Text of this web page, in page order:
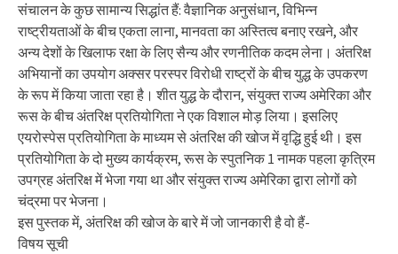
संचालन के कुछ सामान्य सिद्धांत हैं: वैज्ञानिक अनुसंधान, विभिन्न
राष्ट्रीयताओं के बीच एकता लाना, मानवता का अस्तित्व बनाए रखने, और
अन्य देशों के खिलाफ रक्षा के लिए सैन्य और रणनीतिक कदम लेना। अंतरिक्ष
अभियानों का उपयोग अक्सर परस्पर विरोधी राष्ट्रों के बीच युद्ध के उपकरण
के रूप में किया जाता रहा है। शीत युद्ध के दौरान, संयुक्त राज्य अमेरिका और
रूस के बीच अंतरिक्ष प्रतियोगिता ने एक विशाल मोड़ लिया। इसलिए
एयरोस्पेस प्रतियोगिता के माध्यम से अंतरिक्ष की खोज में वृद्धि हुई थी। इस
प्रतियोगिता के दो मुख्य कार्यक्रम, रूस के स्पुतनिक 1 नामक पहला कृत्रिम
उपग्रह अंतरिक्ष में भेजा गया था और संयुक्त राज्य अमेरिका द्वारा लोगों को
चंद्रमा पर भेजना।
इस पुस्तक में, अंतरिक्ष की खोज के बारे में जो जानकारी है वो हैं-
विषय सूची